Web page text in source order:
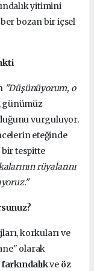
yitimini
bozan bir içsel
"Düşünüyorum, o
günümüz
vurguluyor.
eteğinde
bir tespitte
rüyalarını
korkuları ve
olarak
ve öz